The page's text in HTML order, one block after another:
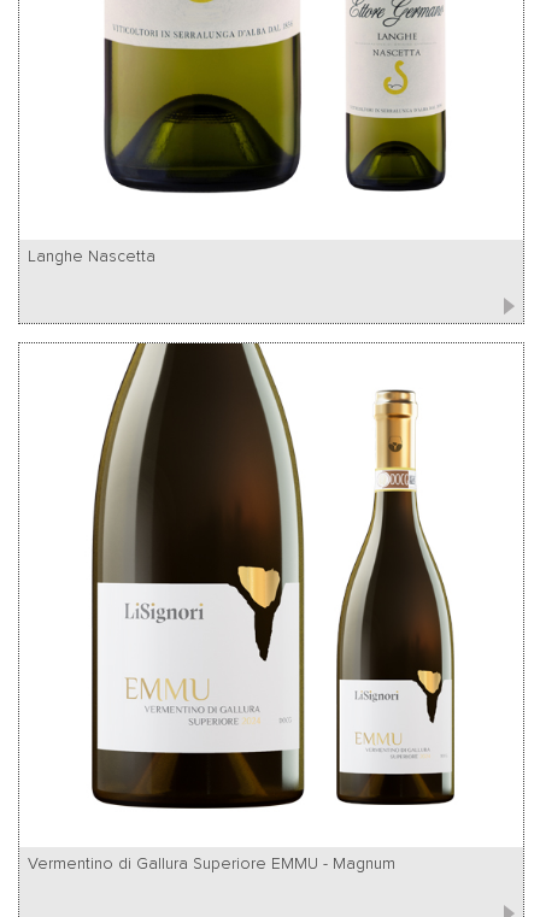
Langhe Nascetta
Vermentino di Gallura Superiore EMMU - Magnum